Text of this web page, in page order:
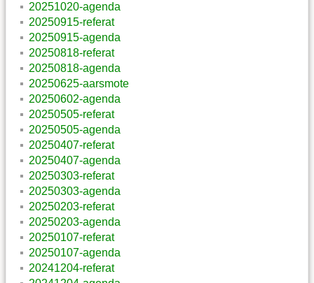
20251020-agenda
20250915-referat
20250915-agenda
20250818-referat
20250818-agenda
20250625-aarsmote
20250602-agenda
20250505-referat
20250505-agenda
20250407-referat
20250407-agenda
20250303-referat
20250303-agenda
20250203-referat
20250203-agenda
20250107-referat
20250107-agenda
20241204-referat